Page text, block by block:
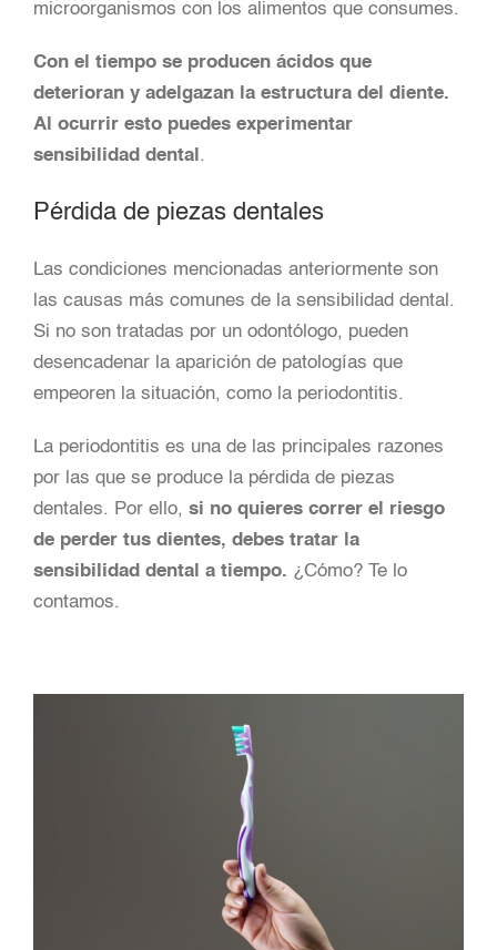
microorganismos con los alimentos que consumes.
Con el tiempo se producen ácidos que
deterioran y adelgazan la estructura del diente.
Al ocurrir esto puedes experimentar
sensibilidad dental .
Pérdida de piezas dentales
Las condiciones mencionadas anteriormente son
las causas más comunes de la sensibilidad dental.
Si no son tratadas por un odontólogo, pueden
desencadenar la aparición de patologías que
empeoren la situación, como la periodontitis.
La periodontitis es una de las principales razones
por las que se produce la pérdida de piezas
dentales. Por ello, si no quieres correr el riesgo
de perder tus dientes, debes tratar la
sensibilidad dental a tiempo. ¿Cómo? Te lo
contamos.